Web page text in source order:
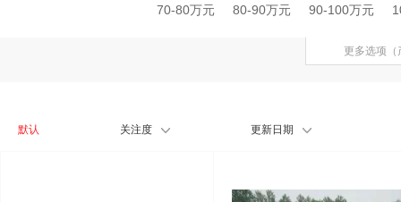
70-80万元
80-90万元 90-100万元
更多选项
默认 关注度 更新日期